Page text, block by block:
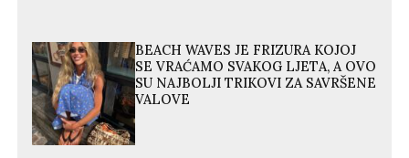
BEACH WAVES JE FRIZURA KOJOJ
SE VRAĆAMO SVAKOG LJETA, A OVO
SU NAJBOLJI TRIKOVI ZA SAVRŠENE
VALOVE